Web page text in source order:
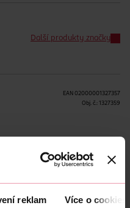
reklam Více o cookies
Další produkty značky
EAN 02000001327357
Obj. č.: 1327359
načíst, zkuste to prosím